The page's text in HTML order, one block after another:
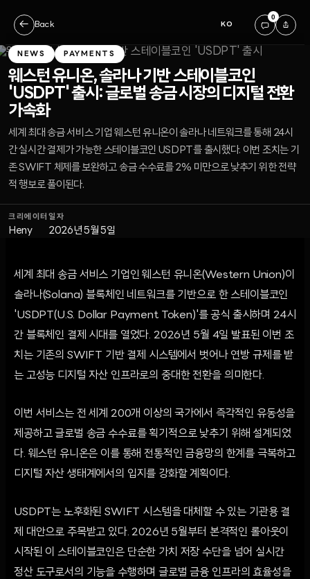
← Back KO
0
NEWS PAYMENTS
웨스턴 유니온, 솔라나 기반 스테이블코인
'USDPT' 출시: 글로벌 송금 시장의 디지털 전환
가속화
세계 최대 송금 서비스 기업 웨스턴 유니온이 솔라나 네트워크를 통해 24시
간 실시간 결제가 가능한 스테이블코인 USDPT를 출시했다. 이번 조치는 기
존 SWIFT 체제를 보완하고 송금 수수료를 2% 미만으로 낮추기 위한 전략
적 행보로 풀이된다.
크리에이터
Heny
일자
2026년 5월 5일
세계 최대 송금 서비스 기업인 웨스턴 유니온(Western Union)이
솔라나(Solana) 블록체인 네트워크를 기반으로 한 스테이블코인
'USDPT(U.S. Dollar Payment Token)'를 공식 출시하며 24시
간 블록체인 결제 시대를 열었다. 2026년 5월 4일 발표된 이번 조
치는 기존의 SWIFT 기반 결제 시스템에서 벗어나 연방 규제를 받
는 고성능 디지털 자산 인프라로의 중대한 전환을 의미한다.
이번 서비스는 전 세계 200개 이상의 국가에서 즉각적인 유동성을
제공하고 글로벌 송금 수수료를 획기적으로 낮추기 위해 설계되었
다. 웨스턴 유니온은 이를 통해 전통적인 금융망의 한계를 극복하고
디지털 자산 생태계에서의 입지를 강화할 계획이다.
USDPT는 노후화된 SWIFT 시스템을 대체할 수 있는 기관용 결
제 대안으로 주목받고 있다. 2026년 5월부터 본격적인 롤아웃이
시작된 이 스테이블코인은 단순한 가치 저장 수단을 넘어 실시간
정산 도구로서의 기능을 수행하며 글로벌 금융 인프라의 효율성을